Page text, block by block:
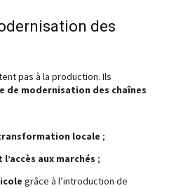
des
pas à la production. Ils
de modernisation des chaînes
locale ;
aux marchés ;
grâce à l’introduction de